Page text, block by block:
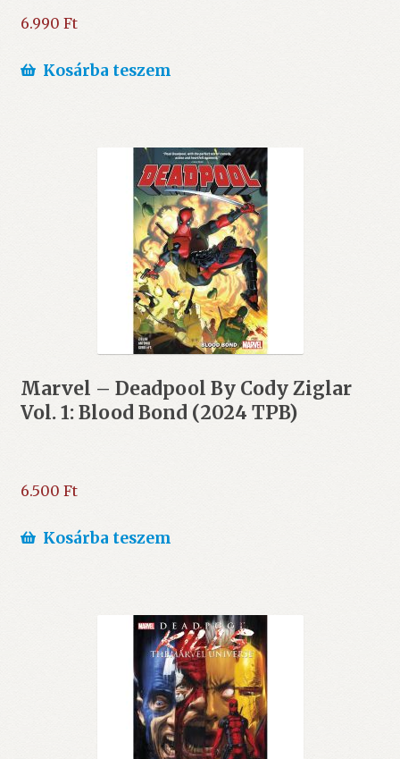
6.990 Ft
Kosárba teszem
Marvel – Deadpool By Cody Ziglar
Vol. 1: Blood Bond (2024 TPB)
6.500 Ft
Kosárba teszem